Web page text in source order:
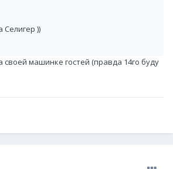
))
своей машинке гостей (правда 14го буду